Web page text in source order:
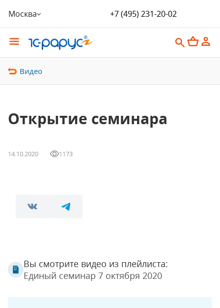
Москва +7 (495) 231-20-02
Видео
Открытие семинара
14.10.2020 1173
Вы смотрите видео из плейлиста:
Единый семинар 7 октября 2020